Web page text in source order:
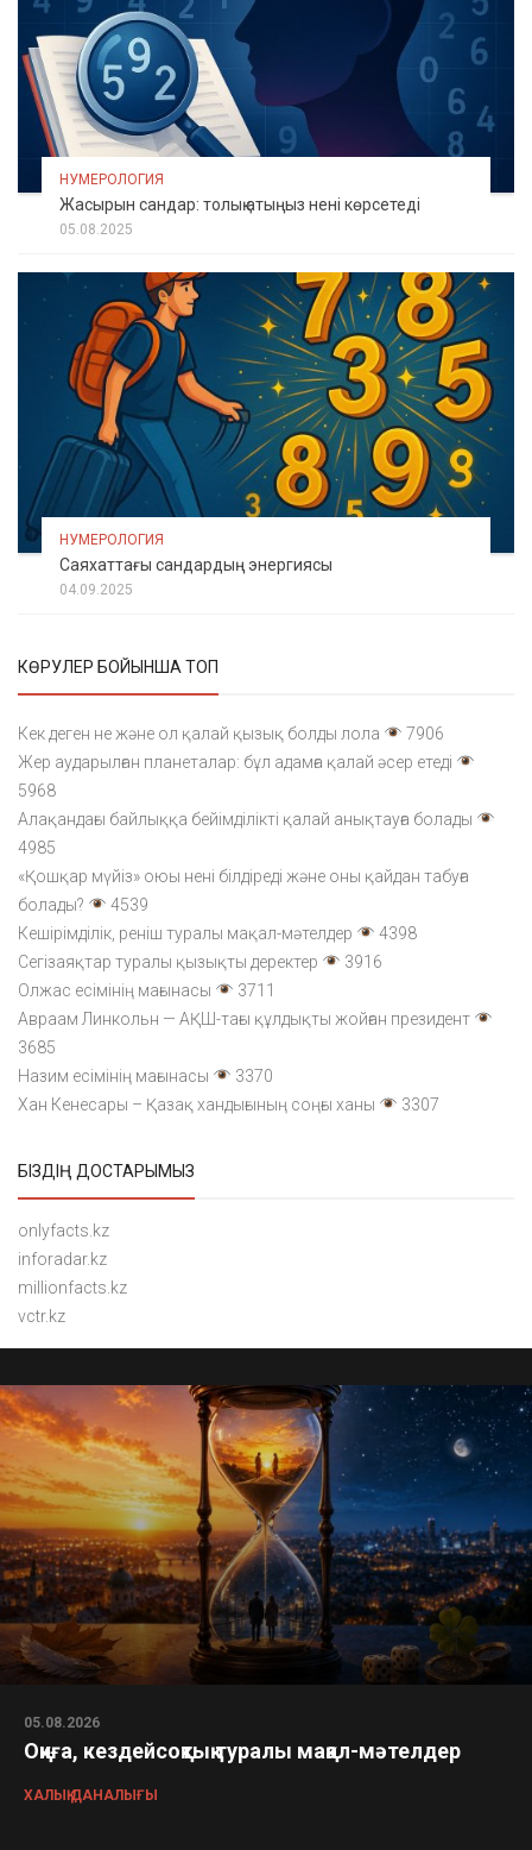
НУМЕРОЛОГИЯ
Жасырын сандар: толық атыңыз нені көрсетеді
05.08.2025
НУМЕРОЛОГИЯ
Саяхаттағы сандардың энергиясы
04.09.2025
КӨРУЛЕР БОЙЫНША ТОП
Кек деген не және ол қалай қызық болды лола
7906
Жер аударылған планеталар: бұл адамға қалай әсер етеді
5968
Алақандағы байлыққа бейімділікті қалай анықтауға болады
4985
«Қошқар мүйіз» оюы нені білдіреді және оны қайдан табуға
болады?
4539
Кешірімділік, реніш туралы мақал-мәтелдер
4398
Сегізаяқтар туралы қызықты деректер
3916
Олжас есімінің мағынасы
3711
Авраам Линкольн — АҚШ-тағы құлдықты жойған президент
3685
Назим есімінің мағынасы
3370
Хан Кенесары – Қазақ хандығының соңғы ханы
3307
БІЗДІҢ ДОСТАРЫМЫЗ
onlyfacts.kz
inforadar.kz
millionfacts.kz
vctr.kz
05.08.2026
Оқиға, кездейсоқтық туралы мақал-мәтелдер
ХАЛЫҚ ДАНАЛЫҒЫ